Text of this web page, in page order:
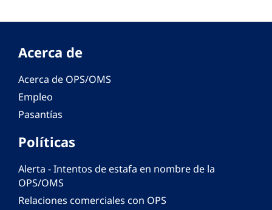
Acerca de
Acerca de OPS/OMS
Empleo
Pasantías
Políticas
Alerta - Intentos de estafa en nombre de la
OPS/OMS
Relaciones comerciales con OPS